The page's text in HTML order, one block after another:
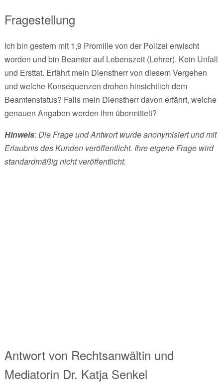
Fragestellung
Ich bin gestern mit 1,9 Promille von der Polizei erwischt
worden und bin Beamter auf Lebenszeit (Lehrer). Kein Unfall
und Ersttat. Erfährt mein Dienstherr von diesem Vergehen
und welche Konsequenzen drohen hinsichtlich dem
Beamtenstatus? Falls mein Dienstherr davon erfährt, welche
genauen Angaben werden ihm übermittelt?
Hinweis: Die Frage und Antwort wurde anonymisiert und mit
Erlaubnis des Kunden veröffentlicht. Ihre eigene Frage wird
standardmäßig nicht veröffentlicht.
Antwort von Rechtsanwältin und
Mediatorin Dr. Katja Senkel